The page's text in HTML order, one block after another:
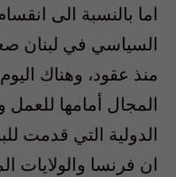
اما بالنسبة الى
السياسي في لبنان
منذ عقود، وهناك
المجال أمامها
ان فرنسا والولايات